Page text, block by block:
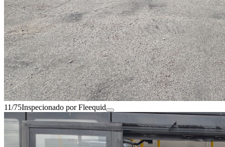
11/75Inspecionado por Fleequid